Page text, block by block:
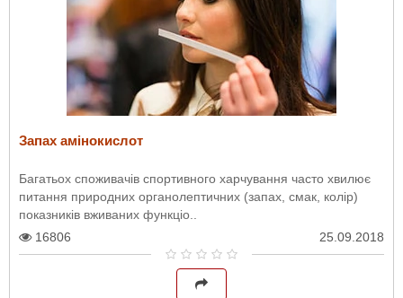
Запах амінокислот
Багатьох споживачів спортивного харчування часто хвилює
питання природних органолептичних (запах, смак, колір)
показників вживаних функціо..
16806
25.09.2018